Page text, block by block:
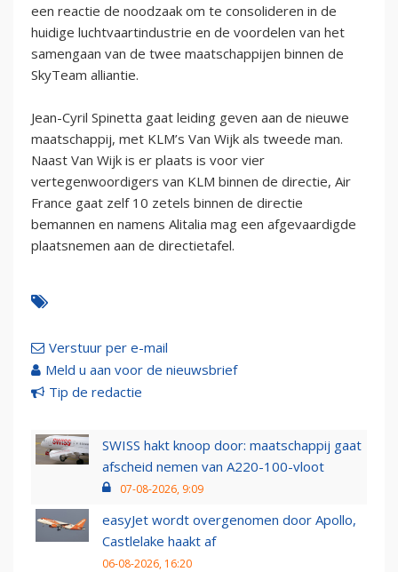
een reactie de noodzaak om te consolideren in de
huidige luchtvaartindustrie en de voordelen van het
samengaan van de twee maatschappijen binnen de
SkyTeam alliantie.
Jean-Cyril Spinetta gaat leiding geven aan de nieuwe
maatschappij, met KLM’s Van Wijk als tweede man.
Naast Van Wijk is er plaats is voor vier
vertegenwoordigers van KLM binnen de directie, Air
France gaat zelf 10 zetels binnen de directie
bemannen en namens Alitalia mag een afgevaardigde
plaatsnemen aan de directietafel.
Verstuur per e-mail
Meld u aan voor de nieuwsbrief
Tip de redactie
SWISS hakt knoop door: maatschappij gaat
afscheid nemen van A220-100-vloot
07-08-2026, 9:09
easyJet wordt overgenomen door Apollo,
Castlelake haakt af
06-08-2026, 16:20